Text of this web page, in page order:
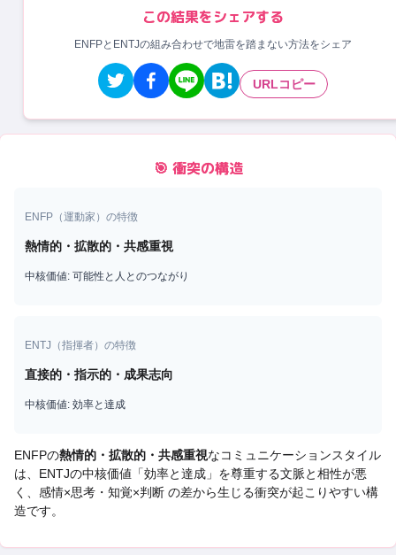
この結果をシェアする
ENFPとENTJの組み合わせで地雷を踏まない方法をシェア
URLコピー
🎯 衝突の構造
ENFP （運動家 ）の特徴
熱情的・拡散的・共感重視
中核価値: 可能性と人とのつながり
ENTJ （指揮者）の特徴
直接的・指示的・成果志向
中核価値: 効率と達成
ENFPの熱情的・拡散的・共感重視なコミュニケーションスタイル
は、 ENTJの中核価値「効率と達成 」を尊重する文脈と相性が悪
く、 感情×思考・知覚×判断 の差から生じる衝突が起こりやすい構
造です。